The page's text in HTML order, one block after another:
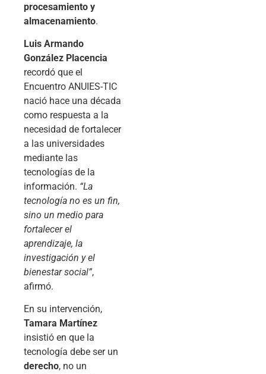
procesamiento y
almacenamiento.
Luis Armando
González Placencia
recordó que el
Encuentro ANUIES-TIC
nació hace una década
como respuesta a la
necesidad de fortalecer
a las universidades
mediante las
tecnologías de la
información. “La
tecnología no es un fin,
sino un medio para
fortalecer el
aprendizaje, la
investigación y el
bienestar social”,
afirmó.
En su intervención,
Tamara Martínez
insistió en que la
tecnología debe ser un
derecho, no un